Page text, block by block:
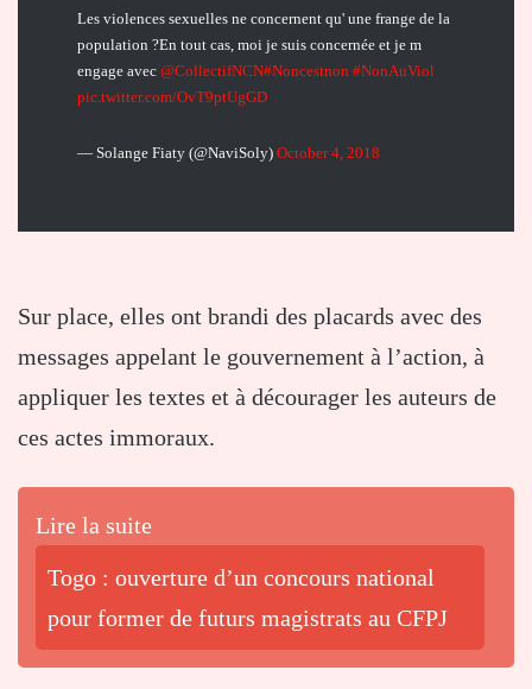
Les violences sexuelles ne concernent qu' une frange de la
population ?En tout cas, moi je suis concernée et je m
engage avec @CollectifNCN#Noncestnon #NonAuViol
pic.twitter.com/OvT9ptUgGD
— Solange Fiaty (@NaviSoly) October 4, 2018
Sur place, elles ont brandi des placards avec des
messages appelant le gouvernement à l’action, à
appliquer les textes et à décourager les auteurs de
ces actes immoraux.
Lire la suite
Togo : ouverture d’un concours national
pour former de futurs magistrats au CFPJ